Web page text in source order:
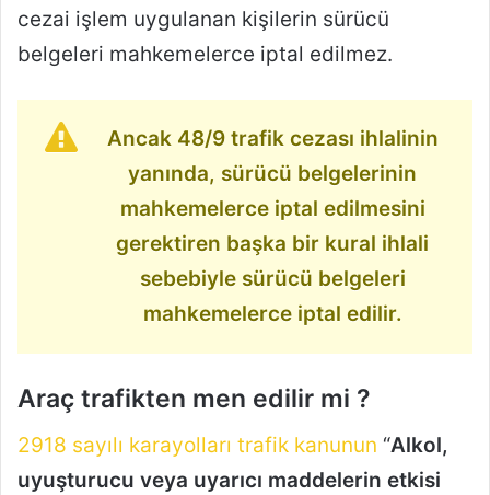
cezai işlem uygulanan kişilerin sürücü
belgeleri mahkemelerce iptal edilmez.
Ancak 48/9 trafik cezası ihlalinin
yanında, sürücü belgelerinin
mahkemelerce iptal edilmesini
gerektiren başka bir kural ihlali
sebebiyle sürücü belgeleri
mahkemelerce iptal edilir.
Araç trafikten men edilir mi ?
2918 sayılı karayolları trafik kanunun “Alkol,
uyuşturucu veya uyarıcı maddelerin etkisi